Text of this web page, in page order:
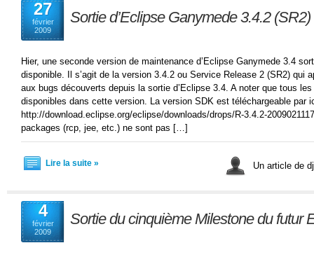
27
février
2009
Sortie d’Eclipse Ganymede 3.4.2 (SR2)
Hier, une seconde version de maintenance d’Eclipse Ganymede 3.4
disponible. Il s’agit de la version 3.4.2 ou Service Release 2 (SR2) qui
aux bugs découverts depuis la sortie d’Eclipse 3.4. A noter que tous
disponibles dans cette version. La version SDK est téléchargeable par
http://download.eclipse.org/eclipse/downloads/drops/R-3.4.2-
packages (rcp, jee, etc.) ne sont pas […]
Lire la suite » Un article de
4
février
2009
Sortie du cinquième Milestone du futur